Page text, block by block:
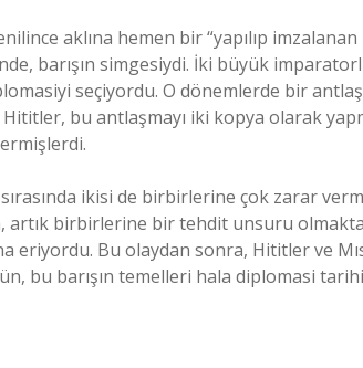
aklına hemen bir “yapılıp
barışın simgesiydi. İki büyük
seçiyordu. O dönemlerde bir
Hititler, bu antlaşmayı iki kopya olarak
ikisi de birbirlerine çok zarar
artık birbirlerine bir tehdit unsuru
eriyordu. Bu olaydan sonra, Hititler ve
bu barışın temelleri hala diplomasi